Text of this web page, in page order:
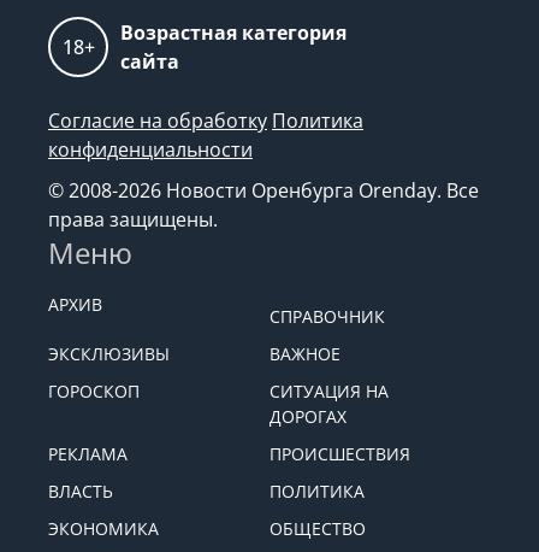
18+
Возрастная категория
сайта
Согласие на обработку Политика
конфиденциальности
© 2008-2026 Новости Оренбурга Orenday. Все
права защищены.
Меню
АРХИВ
СПРАВОЧНИК
ЭКСКЛЮЗИВЫ
ВАЖНОЕ
ГОРОСКОП
СИТУАЦИЯ НА
ДОРОГАХ
РЕКЛАМА
ПРОИСШЕСТВИЯ
ВЛАСТЬ
ПОЛИТИКА
ЭКОНОМИКА
ОБЩЕСТВО